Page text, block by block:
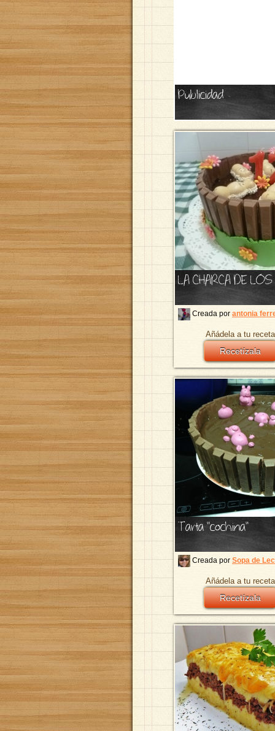
Publicidad
LA CHARCA DE
Creada por antonia
Añádela a tu
Recetízala
Tarta "cochina"
Creada por Sopa de
Añádela a tu
Recetízala